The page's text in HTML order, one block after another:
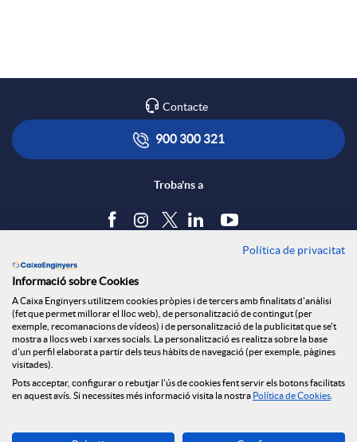
r
e
s
S
o
i
c
i
o
ó
a
l
a
Contacte
900 300 321
Troba'ns a
Política de cookies
Avís legal
Seguretat Online
Canal denúncies
Descarrega-la ara
Política de privacitat
Informació sobre Cookies
A Caixa Enginyers utilitzem cookies pròpies i de tercers amb finalitats d'anàlisi
(fet que permet millorar el lloc web), de personalització de contingut (per
exemple, recomanacions de vídeos) i de personalització de la publicitat que se't
mostra a llocs web i xarxes socials. La personalització es realitza sobre la base
d'un perfil elaborat a partir dels teus hàbits de navegació (per exemple, pàgines
visitades).
Pots acceptar, configurar o rebutjar l'ús de cookies fent servir els botons facilitats
en aquest avís. Si necessites més informació visita la nostra Política de Cookies